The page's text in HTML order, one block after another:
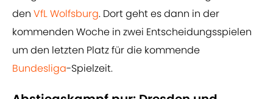
den VfL Wolfsburg. Dort geht es dann in der
kommenden Woche in zwei Entscheidungsspielen
um den letzten Platz für die kommende
Bundesliga-Spielzeit.